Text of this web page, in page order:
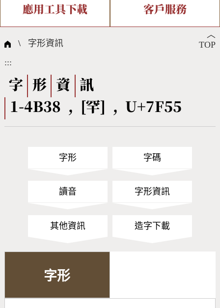
中文碼介紹 專有名詞介紹
國際字碼相關組織
複合查詢 注音查詢
筆畫查詢
筆順序查詢
CNS查詢 Unicode查詢
新字申請處理流程
字形即時顯示 造字解決方案
全字庫授權 轉碼Web Service
應用工具下載
個人電腦造字處理工具
字形下載
客戶服務
問題集
熱門查詢統計
︿
TOP
\ 字形資訊
:::
字 形 資
訊
1-4B38 , [罕] , U+7F55
字形 字碼
讀音 字形資訊
其他資訊 造字下載
字形